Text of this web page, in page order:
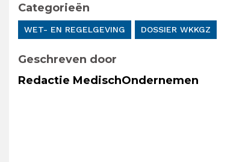
Categorieën
WET- EN REGELGEVING DOSSIER WKKGZ
Geschreven door
Redactie MedischOndernemen